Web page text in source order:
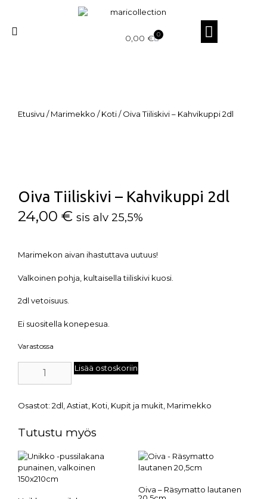
0,00 € 0
Etusivu /Marimekko /Koti/ Oiva Tiiliskivi – Kahvikuppi 2dl
Oiva Tiiliskivi – Kahvikuppi 2dl
24,00 € sis alv 25,5%
Marimekon aivan ihastuttava uutuus!
Valkoinen pohja, kultaisella tiiliskivi kuosi.
2dl vetoisuus.
Ei suositella konepesua.
Varastossa
Lisää ostoskoriin
Osastot: 2dl Astiat Koti Kupit ja mukit Marimekko
Tutustu myös
Oiva – Räsymatto lautanen